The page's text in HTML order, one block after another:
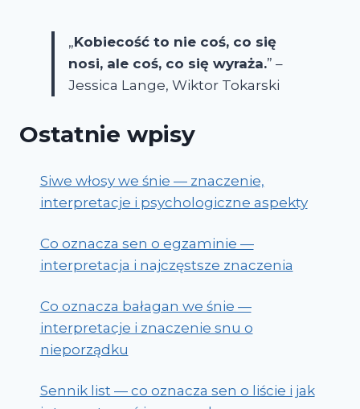
„Kobiecość to nie coś, co się
nosi, ale coś, co się wyraża.” –
Jessica Lange, Wiktor Tokarski
Ostatnie wpisy
Siwe włosy we śnie — znaczenie,
interpretacje i psychologiczne aspekty
Co oznacza sen o egzaminie —
interpretacja i najczęstsze znaczenia
Co oznacza bałagan we śnie —
interpretacje i znaczenie snu o
nieporządku
Sennik list — co oznacza sen o liście i jak